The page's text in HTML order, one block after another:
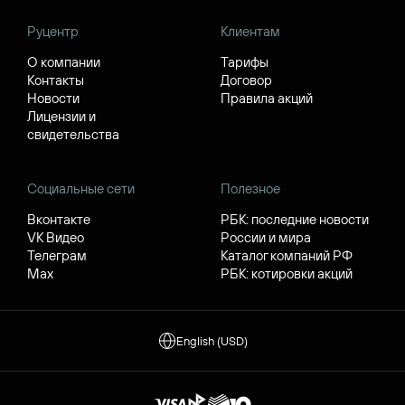
Руцентр
О компании
Контакты
Новости
Лицензии и
свидетельства
Клиентам
Тарифы
Договор
Правила акций
Социальные сети
Вконтакте
VK Видео
Телеграм
Max
Полезное
РБК: последние новости
России и мира
Каталог компаний РФ
РБК: котировки акций
English (USD)